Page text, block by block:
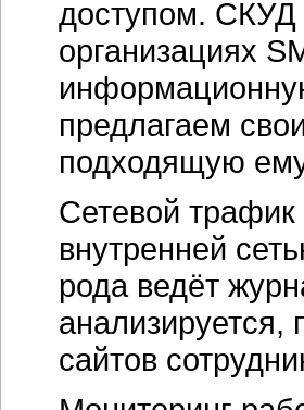
доступом. СКУД
организациях
предлагаем
подходящую
Сетевой
внутренней
рода ведёт
анализируется,
сайтов